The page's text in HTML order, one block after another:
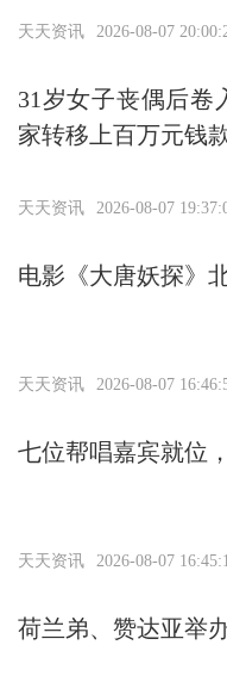
天天资讯 2026-08-07
31岁女子丧偶后卷
家转移上百万元钱
天天资讯 2026-08-07
电影《大唐妖探》
天天资讯 2026-08-07
七位帮唱嘉宾就位
天天资讯 2026-08-07
荷兰弟、赞达亚举